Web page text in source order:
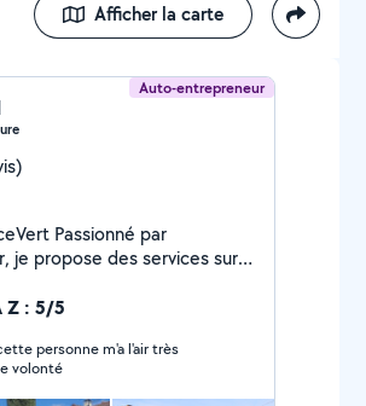
Afficher la carte
Auto-entrepreneur
je propose des services sur
et qualité sont au
Z : 5/5
personne m'a l'air très
volonté